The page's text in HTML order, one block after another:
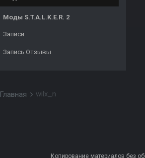
Моды S.T.A.L.K.E.R. 2
Записи
Запись Отзывы
Главная wilx_n
Копирование материалов без